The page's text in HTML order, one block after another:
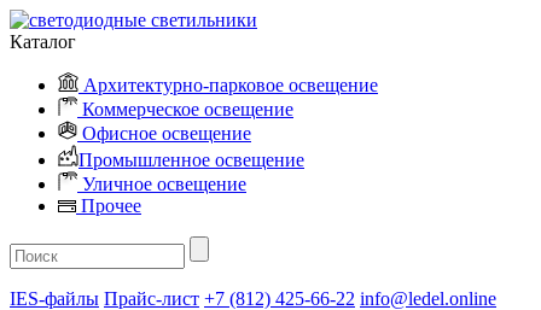
Каталог
Архитектурно-парковое освещение
Коммерческое освещение
Офисное освещение
Промышленное освещение
Уличное освещение
Прочее
IES-файлы Прайс-лист +7 (812) 425-66-22 info@ledel.online